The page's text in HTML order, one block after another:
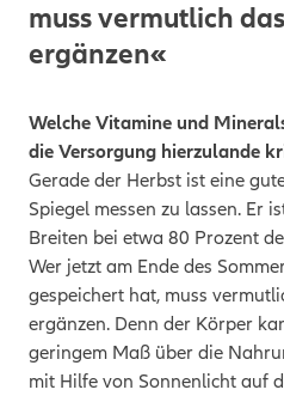
muss vermutlich
ergänzen«
Welche Vitamine und
die Versorgung hierzulande
Gerade der Herbst ist eine
Spiegel messen zu lassen. Er
Breiten bei etwa 80 Prozent
Wer jetzt am Ende des
gespeichert hat, muss
ergänzen. Denn der Körper
geringem Maß über die
mit Hilfe von Sonnenlicht auf